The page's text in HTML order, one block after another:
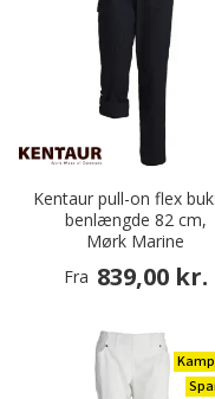
Kentaur pull-on flex
benlængde 82 cm,
Mørk Marine
Fra 839,00 kr.